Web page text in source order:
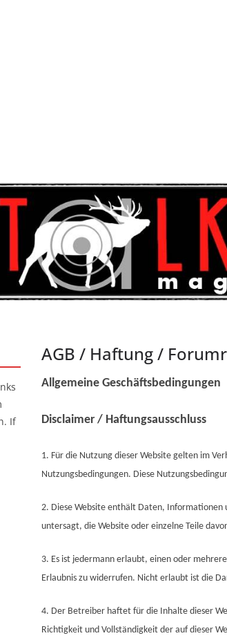
AGB / Haftung /
Allgemeine Geschäftsbedingungen
Disclaimer / Haftungsausschluss
1. Für die Nutzung dieser Website gelten im
Nutzungsbedingungen. Diese
2. Diese Website enthält Daten, Informationen
untersagt, die Website oder einzelne Teile
3. Es ist jedermann erlaubt, einen oder
Erlaubnis zu widerrufen. Nicht erlaubt ist die
4. Der Betreiber haftet für die Inhalte dieser
Richtigkeit und Vollständigkeit der auf dieser
If